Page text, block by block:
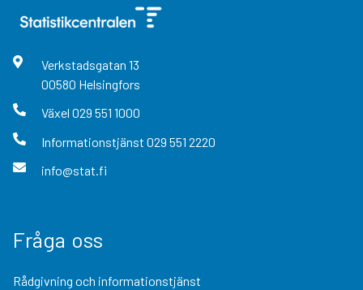
Verkstadsgatan 13
00580 Helsingfors
Växel 029 551 1000
Informationstjänst 029 551 2220
info@stat.fi
Fråga oss
Rådgivning och informationstjänst